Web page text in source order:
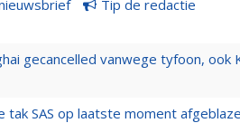
Tip de redactie
gecancelled vanwege tyfoon, ook
tak SAS op laatste moment